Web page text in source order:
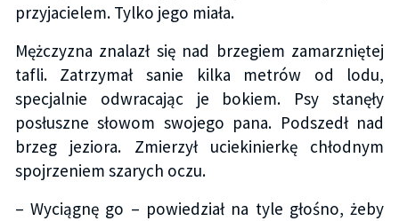
przyjacielem. Tylko jego miała.
Mężczyzna znalazł się nad brzegiem zamarzniętej
tafli. Zatrzymał sanie kilka metrów od lodu,
specjalnie odwracając je bokiem. Psy stanęły
posłuszne słowom swojego pana. Podszedł nad
brzeg jeziora. Zmierzył uciekinierkę chłodnym
spojrzeniem szarych oczu.
– Wyciągnę go – powiedział na tyle głośno, żeby